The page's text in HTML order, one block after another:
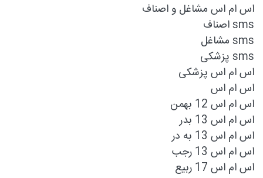
اس ام اس مشاغل و اصناف
sms اصناف
sms مشاغل
sms پزشکی
اس ام اس پزشکی
اس ام اس
اس ام اس 12 بهمن
اس ام اس 13 بدر
اس ام اس 13 به در
اس ام اس 13 رجب
اس ام اس 17 ربیع